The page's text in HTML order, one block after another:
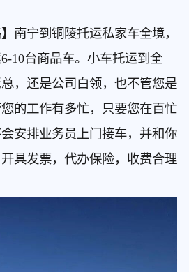
宁到铜陵托运私家车全境，
10台商品车。小车托运到全
，还是公司白领，也不管您是
的工作有多忙，只要您在百忙
安排业务员上门接车，并和你
具发票，代办保险，收费合理